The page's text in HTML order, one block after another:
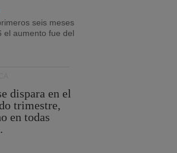
seis meses
el aumento fue del
dispara en el
trimestre,
en todas